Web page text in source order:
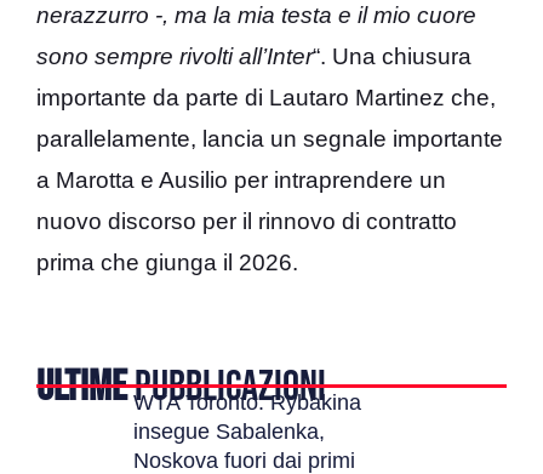
nerazzurro -, ma la mia testa e il mio cuore
sono sempre rivolti all’Inter“. Una chiusura
importante da parte di Lautaro Martinez che,
parallelamente, lancia un segnale importante
a Marotta e Ausilio per intraprendere un
nuovo discorso per il rinnovo di contratto
prima che giunga il 2026.
ULTIMEPUBBLICAZIONI
WTA Toronto: Rybakina
insegue Sabalenka,
Noskova fuori dai primi